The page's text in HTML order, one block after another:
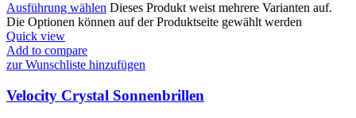
Ausführung wählen Dieses Produkt weist mehrere Varianten auf.
Die Optionen können auf der Produktseite gewählt werden
Quick view
Add to compare
zur Wunschliste hinzufügen
Velocity Crystal Sonnenbrillen